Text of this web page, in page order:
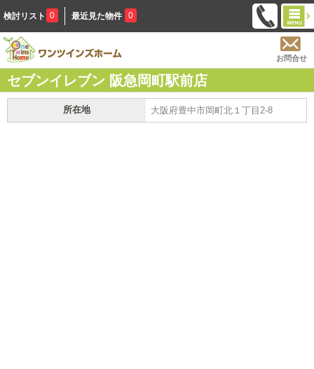
検討リスト 0 最近見た物件 0
お問合せ
セブンイレブン 阪急岡町駅前店
所在地 大阪府豊中市岡町北１丁目2-8